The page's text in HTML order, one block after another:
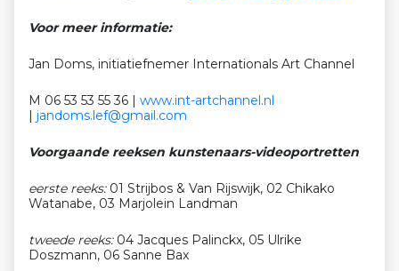
Voor meer informatie:
Jan Doms, initiatiefnemer Internationals Art Channel
M 06 53 53 55 36 | www.int-artchannel.nl
| jandoms.lef@gmail.com
Voorgaande reeksen kunstenaars-videoportretten
eerste reeks: 01 Strijbos & Van Rijswijk, 02 Chikako
Watanabe, 03 Marjolein Landman
tweede reeks: 04 Jacques Palinckx, 05 Ulrike
Doszmann, 06 Sanne Bax